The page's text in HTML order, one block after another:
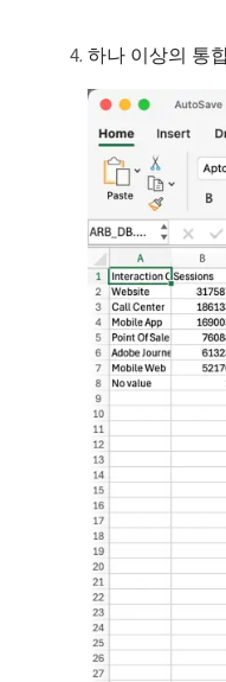
하나 이상의 통